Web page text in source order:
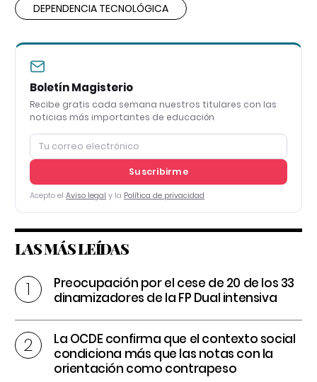
DEPENDENCIA TECNOLÓGICA
Boletín Magisterio
Recibe gratis cada semana nuestros titulares con las
noticias más importantes de educación
Suscribirme
Acepto el Aviso legal y la Política de privacidad
LAS MÁS LEÍDAS
Preocupación por el cese de 20 de los 33
dinamizadores de la FP Dual intensiva
La OCDE confirma que el contexto social
condiciona más que las notas con la
orientación como contrapeso